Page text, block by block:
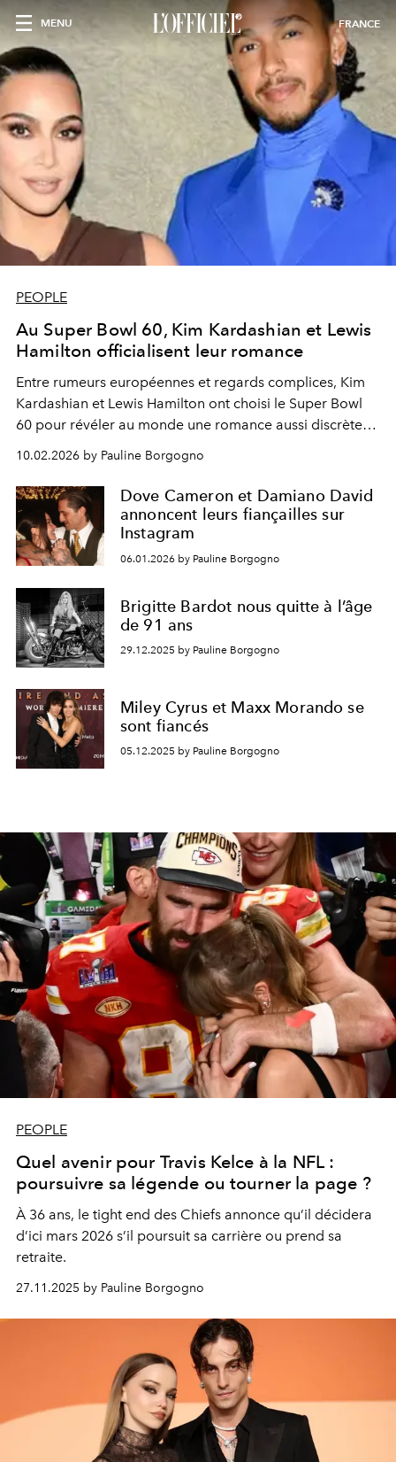
MENU FRANCE
PEOPLE
Au Super Bowl 60, Kim Kardashian et Lewis
Hamilton officialisent leur romance
Entre rumeurs européennes et regards complices, Kim
Kardashian et Lewis Hamilton ont choisi le Super Bowl
60 pour révéler au monde une romance aussi discrète
que magnétique.
10.02.2026 by Pauline Borgogno
Dove Cameron et Damiano David
annoncent leurs fiançailles sur
Instagram
06.01.2026 by Pauline Borgogno
Brigitte Bardot nous quitte à l’âge
de 91 ans
29.12.2025 by Pauline Borgogno
Miley Cyrus et Maxx Morando se
sont fiancés
05.12.2025 by Pauline Borgogno
PEOPLE
Quel avenir pour Travis Kelce à la NFL :
poursuivre sa légende ou tourner la page ?
À 36 ans, le tight end des Chiefs annonce qu’il décidera
d’ici mars 2026 s’il poursuit sa carrière ou prend sa
retraite.
27.11.2025 by Pauline Borgogno